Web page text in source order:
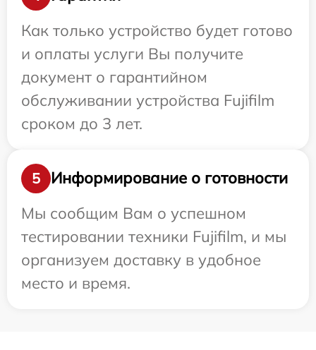
Как только устройство будет готово
и оплаты услуги Вы получите
документ о гарантийном
обслуживании устройства Fujifilm
сроком до 3 лет.
5
Информирование о готовности
Мы сообщим Вам о успешном
тестировании техники Fujifilm, и мы
организуем доставку в удобное
место и время.